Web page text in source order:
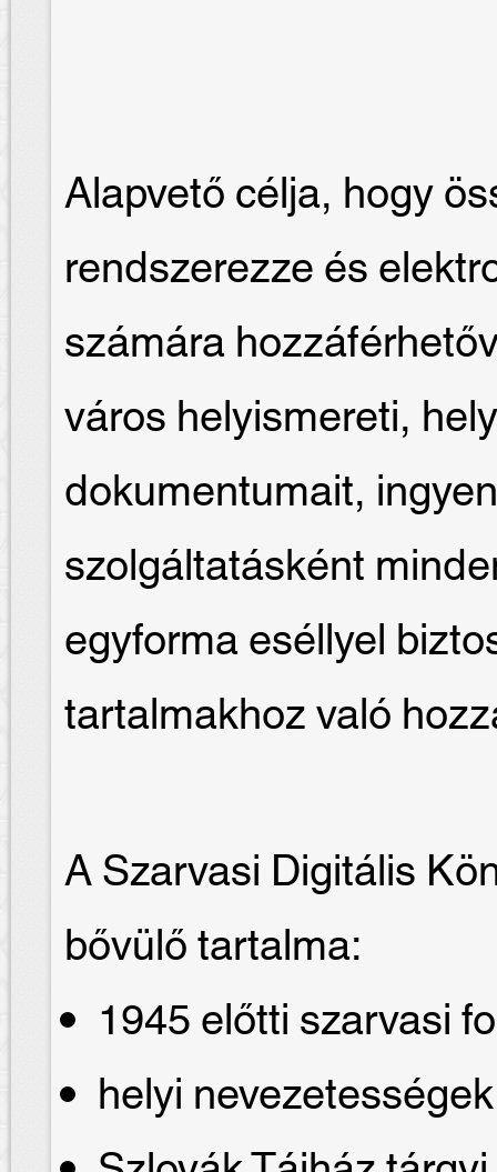
Alapvető célja, hogy
rendszerezze és
számára
város helyismereti,
dokumentumait,
szolgáltatásként
egyforma eséllyel
tartalmakhoz való
A Szarvasi Digitális
bővülő tartalma:
1945 előtti szarvasi
helyi